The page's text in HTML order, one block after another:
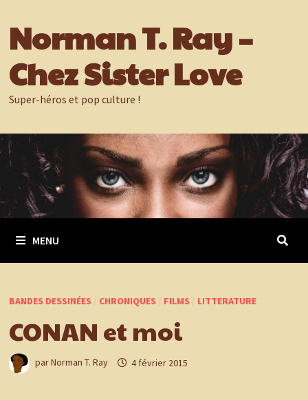
au
contenu
Norman T. Ray –
Chez Sister Love
Super-héros et pop culture !
MENU
BANDES DESSINÉES / CHRONIQUES / FILMS / LITTERATURE
CONAN et moi
parNorman T. Ray 4 février 2015